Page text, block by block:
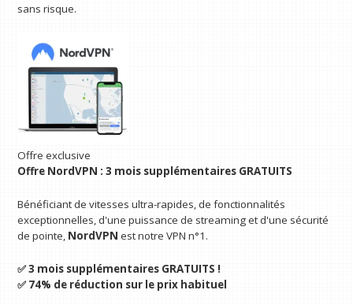
sans risque.
Offre exclusive
Offre NordVPN : 3 mois supplémentaires GRATUITS
Bénéficiant de vitesses ultra-rapides, de fonctionnalités
exceptionnelles, d'une puissance de streaming et d'une sécurité
de pointe, NordVPN est notre VPN n°1.
✅ 3 mois supplémentaires GRATUITS !
✅ 74% de réduction sur le prix habituel